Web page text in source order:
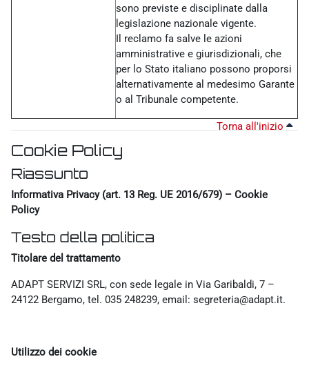
sono previste e disciplinate dalla
legislazione nazionale vigente.
Il reclamo fa salve le azioni
amministrative e giurisdizionali, che
per lo Stato italiano possono proporsi
alternativamente al medesimo Garante
o al Tribunale competente.
Torna all'inizio
Cookie Policy
Riassunto
Informativa Privacy (art. 13 Reg. UE 2016/679) – Cookie
Policy
Testo della politica
Titolare del trattamento
ADAPT SERVIZI SRL, con sede legale in Via Garibaldi, 7 –
24122 Bergamo, tel. 035 248239, email: segreteria@adapt.it.
Utilizzo dei cookie